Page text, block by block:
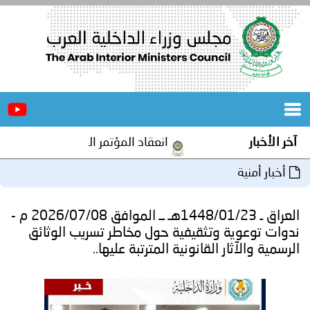
الرئيسية
المكاتب
المجلس
مؤتمرات
و
اجتماعات
جهود
برامج
آخر الأخبار انعقاد المؤتمر العربي الثاني عشر
أخبار أمنية
العراق ـ 1448/01/23هـ ــ الموافق 2026/07/08 م -
ندوات توعوية وتثقيفية حول مخاطر تسريب الوثائق
الرسمية والآثار القانونية المترتبة عليها..